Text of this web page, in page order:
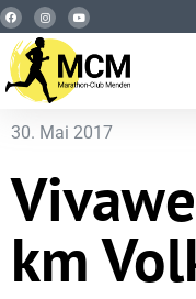
30. Mai 2017
km